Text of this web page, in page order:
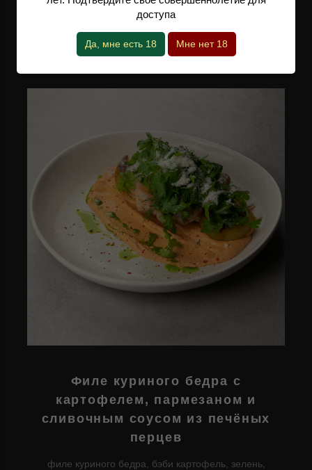
КБЖУ: 489/41/19/38
Филе куриного бедра с
картофелем, пармезаном и
сливочным соусом из печёных
перцев
филе куриного бедра, бэби картофель, зелень,
доступа
Да, мне есть 18 Мне нет 18